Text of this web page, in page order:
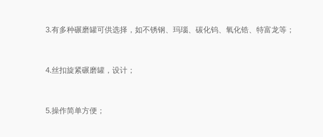
3.有多种碾磨罐可供选择，如不锈钢、玛瑙、碳化钨、氧化锆、特富龙等；
4.丝扣旋紧碾磨罐，设计；
5.操作简单方便；